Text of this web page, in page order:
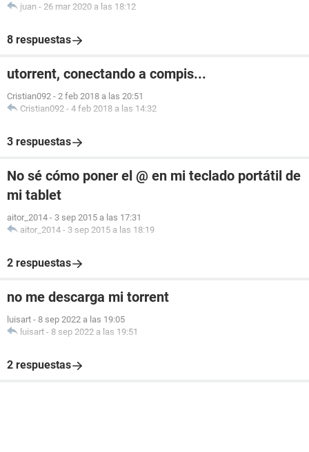
juan - 26 mar 2020 a las 18:12
8 respuestas
utorrent, conectando a compis...
Cristian092 - 2 feb 2018 a las 20:51
Cristian092 - 4 feb 2018 a las 14:32
3 respuestas
No sé cómo poner el @ en mi teclado portátil de
mi tablet
aitor_2014 - 3 sep 2015 a las 17:31
aitor_2014 - 3 sep 2015 a las 18:19
2 respuestas
no me descarga mi torrent
luisart - 8 sep 2022 a las 19:05
luisart - 8 sep 2022 a las 19:51
2 respuestas